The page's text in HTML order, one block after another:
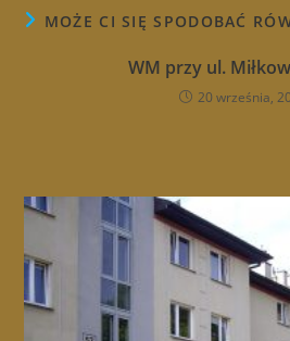
MOŻE CI SIĘ SPODOBAĆ
WM przy ul.
20 września,